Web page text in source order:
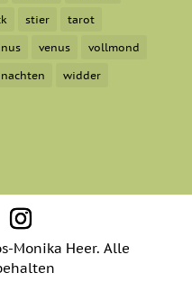
stier tarot
venus vollmond
widder
Monika Heer. Alle